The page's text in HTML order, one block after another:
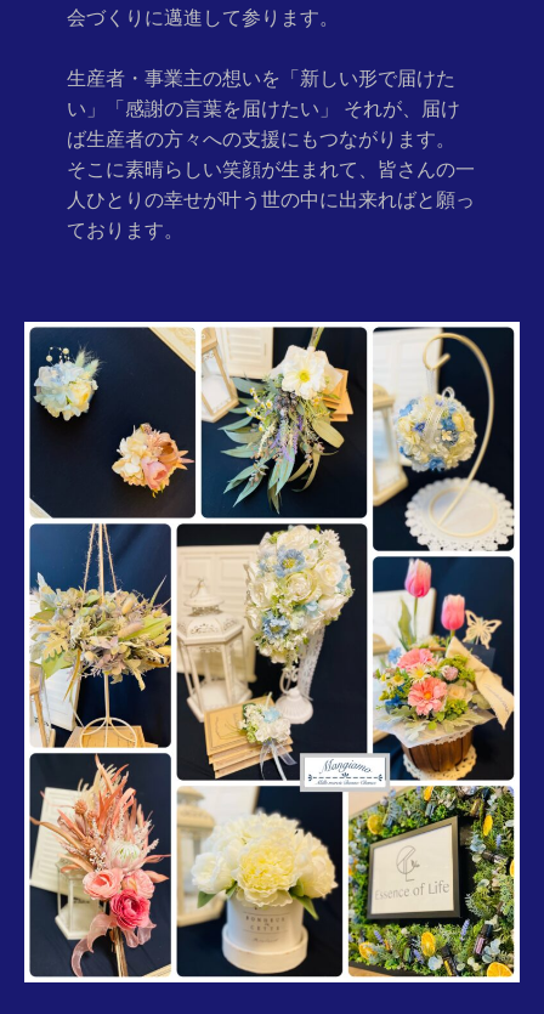
会づくりに邁進して参ります。
生産者・事業主の想いを「新しい形で届けた
い」「感謝の言葉を届けたい」 それが、届け
ば生産者の方々への支援にもつながります。
そこに素晴らしい笑顔が生まれて、皆さんの一
人ひとりの幸せが叶う世の中に出来ればと願っ
ております。